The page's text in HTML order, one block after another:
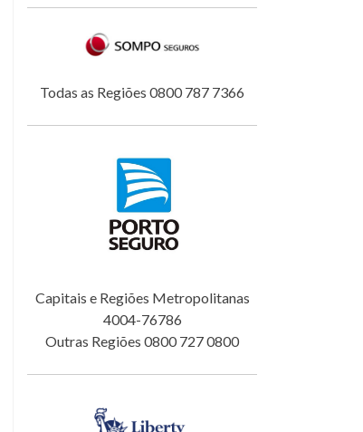
Todas as Regiões 0800 787 7366
Capitais e Regiões Metropolitanas
4004-76786
Outras Regiões 0800 727 0800